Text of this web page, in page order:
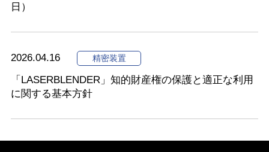
日）
2026.04.16 精密装置
「LASERBLENDER」知的財産権の保護と適正な利用
に関する基本方針